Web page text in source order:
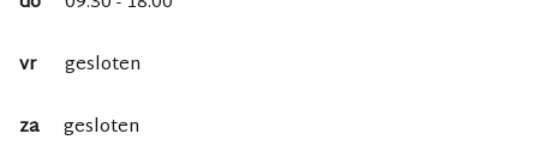
vrgesloten
za
gesloten